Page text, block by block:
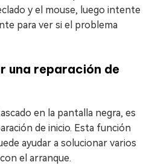
y el mouse, luego intente
para ver si el problema
una reparación de
en la pantalla negra, es
de inicio. Esta función
ayudar a solucionar varios
el arranque.